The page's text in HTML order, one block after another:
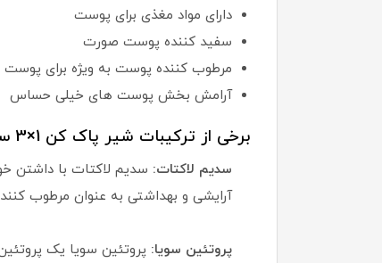
دارای مواد مغذی برای پوست
سفید کننده پوست صورت
مرطوب کننده پوست به ویژه برای
آرامش بخش پوست های خیلی حساس
برخی از ترکیبات شیر پاک کن 1×3 سی‌گل:
سدیم لاکتات: سدیم لاکتات با داشتن
آرایشی و بهداشتی به عنوان مرطوب
پروتئین سویا: پروتئین سویا یک